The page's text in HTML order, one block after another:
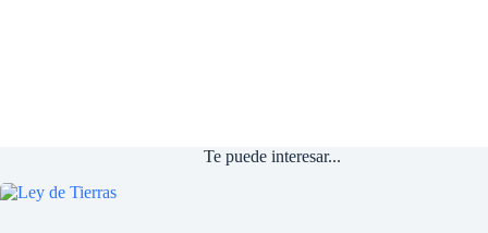
Te puede interesar...